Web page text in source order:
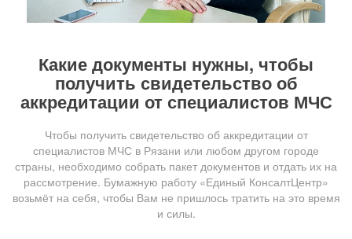
Какие документы нужны, чтобы
получить свидетельство об
аккредитации от специалистов МЧС
Чтобы получить свидетельство об аккредитации от
специалистов МЧС в Рязани или любом другом городе
страны, необходимо собрать пакет документов и отдать их на
рассмотрение. Бумажную работу «Единый КонсалтЦентр»
возьмёт на себя, чтобы Вам не пришлось тратить на это время
и силы.